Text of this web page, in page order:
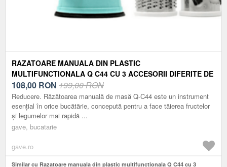
RAZATOARE MANUALA DIN PLASTIC
MULTIFUNCTIONALA Q C44 CU 3 ACCESORII DIFERITE DE
TAIERE
108,00 RON 199,00 RON
Reducere. Răzătoarea manuală de masă Q-C44 este un instrument
esențial în orice bucătărie, concepută pentru a face tăierea fructelor
și legumelor mai rapidă ...
gave, bucatarie
gave.ro
Similar cu Razatoare manuala din plastic multifunctionala Q C44 cu 3